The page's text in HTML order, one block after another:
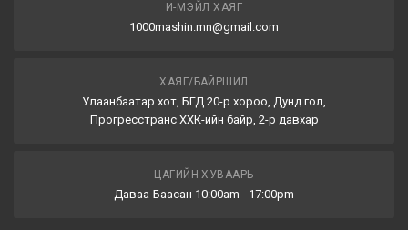
И-МЭЙЛ ХАЯГ
1000mashin.mn@gmail.com
ХАЯГ/БАЙРШИЛ
Улаанбаатар хот, БГД 20-р хороо, Дунд гол,
Прогресстранс ХХК-ийн байр, 2-р давхар
ЦАГИЙН ХУВААРЬ
Даваа-Баасан 10:00am - 17:00pm